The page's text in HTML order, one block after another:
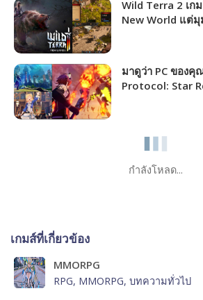
Wild Terra 2 เก
New World แต่
มาดูว่า PC ของคุ
Protocol: Star
กำลังโหลด...
เกมส์ที่เกี่ยวข้อง
MMORPG
RPG, MMORPG, บทความทั่วไป